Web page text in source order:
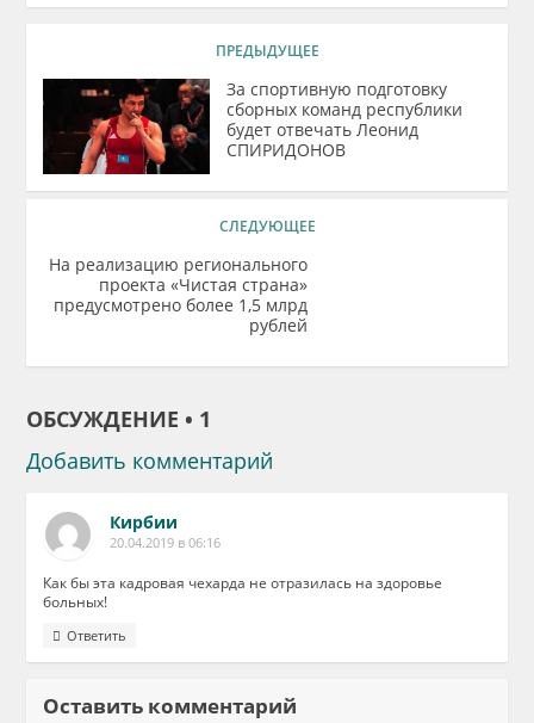
ПРЕДЫДУЩЕЕ
За спортивную подготовку
сборных команд республики
будет отвечать Леонид
СПИРИДОНОВ
СЛЕДУЮЩЕЕ
На реализацию регионального
проекта «Чистая страна»
предусмотрено более 1,5 млрд
рублей
ОБСУЖДЕНИЕ • 1
Добавить комментарий
Кирбии
20.04.2019 в 06:16
Как бы эта кадровая чехарда не отразилась на здоровье
больных!
Ответить
Оставить комментарий